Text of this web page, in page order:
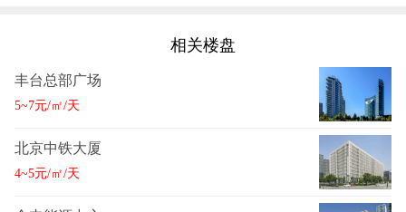
相关楼盘
丰台总部广场
5~7元/㎡/天
北京中铁大厦
4~5元/㎡/天